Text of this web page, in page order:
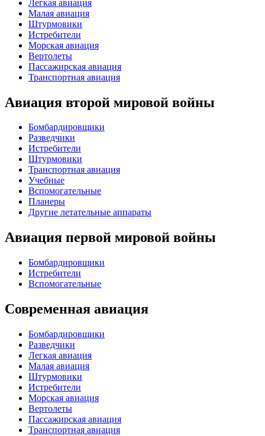
Легкая авиация
Малая авиация
Штурмовики
Истребители
Морская авиация
Вертолеты
Пассажирская авиация
Транспортная авиация
Авиация второй мировой войны
Бомбардировщики
Разведчики
Истребители
Штурмовики
Транспортная авиация
Учебные
Вспомогательные
Планеры
Другие летательные аппараты
Авиация первой мировой войны
Бомбардировщики
Истребители
Вспомогательные
Современная авиация
Бомбардировщики
Разведчики
Легкая авиация
Малая авиация
Штурмовики
Истребители
Морская авиация
Вертолеты
Пассажирская авиация
Транспортная авиация